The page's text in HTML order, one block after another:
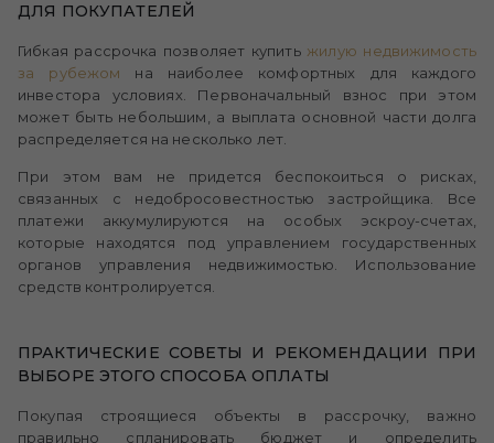
ДЛЯ ПОКУПАТЕЛЕЙ
Гибкая рассрочка позволяет купить жилую недвижимость
за рубежом на наиболее комфортных для каждого
инвестора условиях. Первоначальный взнос при этом
может быть небольшим, а выплата основной части долга
распределяется на несколько лет.
При этом вам не придется беспокоиться о рисках,
связанных с недобросовестностью застройщика. Все
платежи аккумулируются на особых эскроу-счетах,
которые находятся под управлением государственных
органов управления недвижимостью. Использование
средств контролируется.
ПРАКТИЧЕСКИЕ СОВЕТЫ И РЕКОМЕНДАЦИИ ПРИ
ВЫБОРЕ ЭТОГО СПОСОБА ОПЛАТЫ
Покупая строящиеся объекты в рассрочку, важно
правильно спланировать бюджет и определить